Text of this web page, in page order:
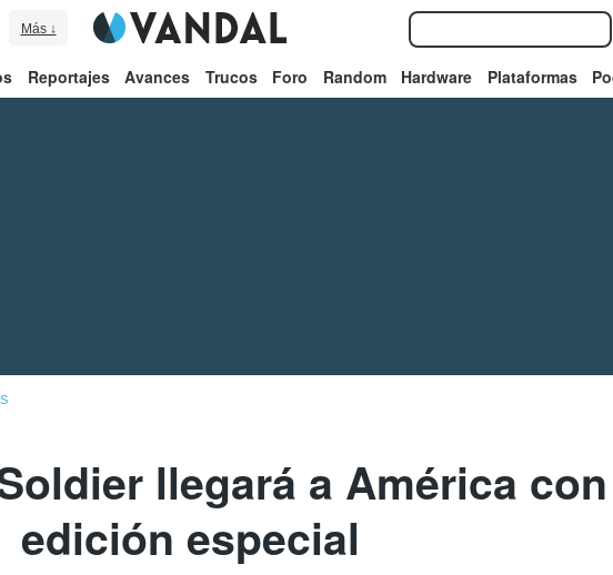
Más ↓
Reportajes Avances Trucos Foro Random Hardware Plataformas
llegará a América
edición especial